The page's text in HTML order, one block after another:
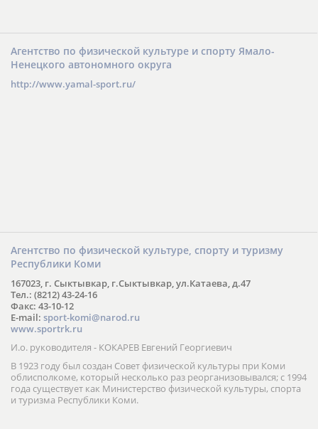
Агентство по физической культуре и спорту Ямало-
Ненецкого автономного округа
http://www.yamal-sport.ru/
Агентство по физической культуре, спорту и туризму
Республики Коми
167023, г. Сыктывкар, г.Сыктывкар, ул.Катаева, д.47
Тел.: (8212) 43-24-16
Факс: 43-10-12
E-mail: sport-komi@narod.ru
www.sportrk.ru
И.о. руководителя - КОКАРЕВ Евгений Георгиевич
В 1923 году был создан Совет физической культуры при Коми
облисполкоме, который несколько раз реорганизовывался; с 1994
года существует как Министерство физической культуры, спорта
и туризма Республики Коми.